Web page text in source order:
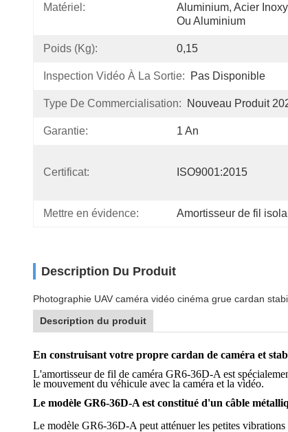
Matériel:
Aluminium, Acier
Ou Aluminium
Poids (kg): 0,15
Inspection Vidéo À La Sortie: Pas Disponible
Type De Commercialisation: Nouveau Produit
Garantie: 1 An
Certificat: ISO9001:2015
Mettre en évidence: Amortisseur de fil
Description Du Produit
Photographie UAV caméra vidéo cinéma grue cardan
Description du produit
En construisant votre propre cardan de caméra et
L'amortisseur de fil de caméra GR6-36D-A est
le mouvement du véhicule avec la caméra et la vidéo.
Le modèle GR6-36D-A est constitué d'un câble
Le modèle GR6-36D-A peut atténuer les petites